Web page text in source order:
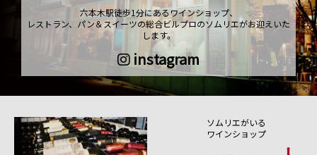
六本木駅徒歩1分にあるワインショップ、
レストラン、パン＆スイーツの総合ビルプロのソムリエがお迎えいた
します。
instagram
ソムリエがいる
ワインショップ